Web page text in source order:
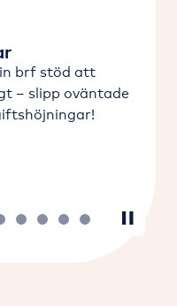
brf stöd att
– slipp oväntade